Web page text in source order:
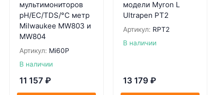
мультимониторов
pH/EC/TDS/°С метр
Milwaukee MW803 и
MW804
Артикул: Mi60P
В наличии
11 157 ₽
модели Myron L
Ultrapen PT2
Артикул: RPT2
В наличии
13 179 ₽